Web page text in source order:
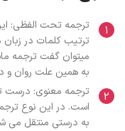
ترجمه تحت الفظی:
ترتیب کلمات در
میتوان گفت ترجمه
به همین علت روان
ترجمه معنوی: درست
است. در این نوع
به درستی منتقل می